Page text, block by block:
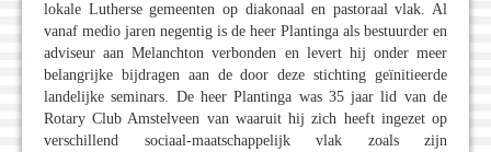
lokale Lutherse gemeenten op diakonaal en pastoraal vlak. Al
vanaf medio jaren negentig is de heer Plantinga als bestuurder en
adviseur aan Melanchton verbonden en levert hij onder meer
belangrijke bijdragen aan de door deze stichting geïnitieerde
landelijke seminars. De heer Plantinga was 35 jaar lid van de
Rotary Club Amstelveen van waaruit hij zich heeft ingezet op
verschillend sociaal-maatschappelijk vlak zoals zijn